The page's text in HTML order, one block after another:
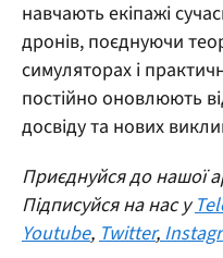
навчають екіпажі
дронів, поєднуючи
симуляторах і
постійно оновлюють
досвіду та нових
Приєднуйся до нашої
Підписуйся на нас у
Youtube,Twitter,